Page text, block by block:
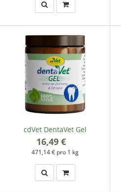
cdVet DentaVet Gel
16,49 €
471,14 € pro 1 kg